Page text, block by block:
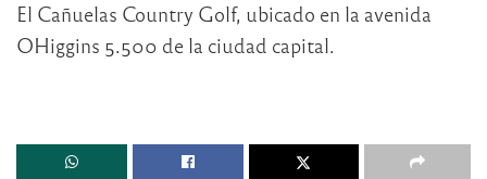
El Cañuelas Country Golf, ubicado en la avenida
OHiggins 5.500 de la ciudad capital.